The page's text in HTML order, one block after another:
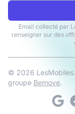
Email collecté par
renseigner sur des
© 2026
groupe Bemove.